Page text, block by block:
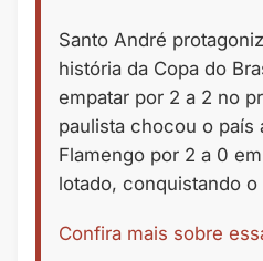
Santo André
história da Copa do
empatar por 2 a 2 no
paulista chocou o país
Flamengo por 2 a 0
lotado, conquistando
Confira mais sobre